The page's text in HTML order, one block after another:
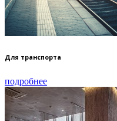
Для транспорта
подробнее